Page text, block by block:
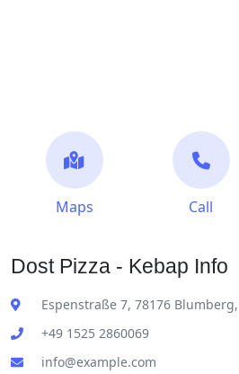
Maps Call
Dost Pizza - Kebap Info
Espenstraße 7, 78176
+49 1525 2860069
info@example.com